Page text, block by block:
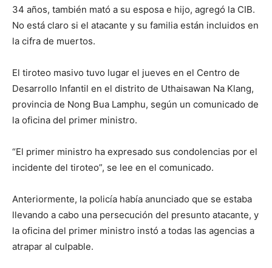
34 años, también mató a su esposa e hijo, agregó la CIB.
No está claro si el atacante y su familia están incluidos en
la cifra de muertos.
El tiroteo masivo tuvo lugar el jueves en el Centro de
Desarrollo Infantil en el distrito de Uthaisawan Na Klang,
provincia de Nong Bua Lamphu, según un comunicado de
la oficina del primer ministro.
“El primer ministro ha expresado sus condolencias por el
incidente del tiroteo”, se lee en el comunicado.
Anteriormente, la policía había anunciado que se estaba
llevando a cabo una persecución del presunto atacante, y
la oficina del primer ministro instó a todas las agencias a
atrapar al culpable.